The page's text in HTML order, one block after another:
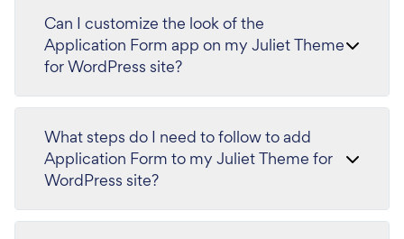
Can I customize the look of the
Application Form app on my Juliet Theme
for WordPress site?
What steps do I need to follow to add
Application Form to my Juliet Theme for
WordPress site?